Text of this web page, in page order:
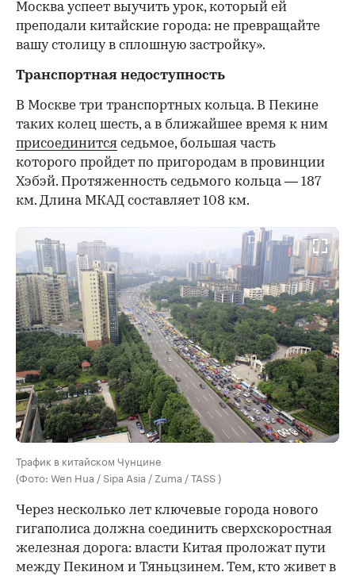
Москва успеет выучить урок, который ей
преподали китайские города: не превращайте
вашу столицу в сплошную застройку».
Транспортная недоступность
В Москве три транспортных кольца. В Пекине
таких колец шесть, а в ближайшее время к ним
присоединится седьмое, большая часть
которого пройдет по пригородам в провинции
Хэбэй. Протяженность седьмого кольца — 187
км. Длина МКАД составляет 108 км.
Трафик в китайском Чунцине
(Фото: Wen Hua / Sipa Asia / Zuma / TASS )
Через несколько лет ключевые города нового
гигаполиса должна соединить сверхскоростная
железная дорога: власти Китая проложат пути
между Пекином и Тяньцзинем. Тем, кто живет в